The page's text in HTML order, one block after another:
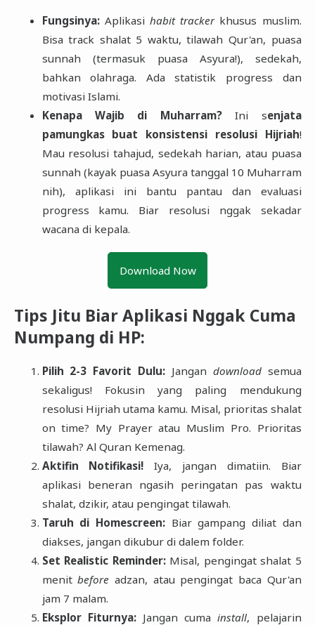
Fungsinya: Aplikasi habit trackerkhusus muslim.
Bisa track shalat 5 waktu, tilawah Qur'an, puasa
sunnah (termasuk puasa Asyura!), sedekah,
bahkan olahraga. Ada statistik progress dan
motivasi Islami.
Kenapa Wajib di Muharram?Ini senjata
pamungkas buat konsistensi resolusi Hijriah!
Mau resolusi tahajud, sedekah harian, atau puasa
sunnah (kayak puasa Asyura tanggal 10 Muharram
nih), aplikasi ini bantu pantau dan evaluasi
progress kamu. Biar resolusi nggak sekadar
wacana di kepala.
Download Now
Tips Jitu Biar Aplikasi Nggak Cuma
Numpang di HP:
Pilih 2-3 Favorit Dulu: Jangan downloadsemua
sekaligus! Fokusin yang paling mendukung
resolusi Hijriah utama kamu. Misal, prioritas shalat
on time? My Prayer atau Muslim Pro. Prioritas
tilawah? Al Quran Kemenag.
Aktifin Notifikasi!Iya, jangan dimatiin. Biar
aplikasi beneran ngasih peringatan pas waktu
shalat, dzikir, atau pengingat tilawah.
Taruh di Homescreen: Biar gampang diliat dan
diakses, jangan dikubur di dalem folder.
Set Realistic Reminder: Misal, pengingat shalat 5
menitbefore adzan, atau pengingat baca Qur'an
jam 7 malam.
Eksplor Fiturnya: Jangan cumainstall, pelajarin